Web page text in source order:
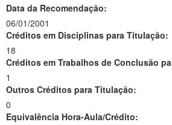
Data da Recomendação:
06/01/2001
Créditos em Disciplinas para Titulação:
18
Créditos em Trabalhos de Conclusão
1
Outros Créditos para Titulação:
0
Equivalência Hora-Aula/Crédito: